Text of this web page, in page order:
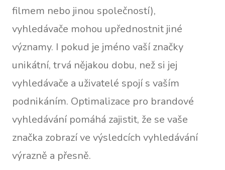
filmem nebo jinou společností),
vyhledávače mohou upřednostnit jiné
významy. I pokud je jméno vaší značky
unikátní, trvá nějakou dobu, než si jej
vyhledávače a uživatelé spojí s vaším
podnikáním. Optimalizace pro brandové
vyhledávání pomáhá zajistit, že se vaše
značka zobrazí ve výsledcích vyhledávání
výrazně a přesně.